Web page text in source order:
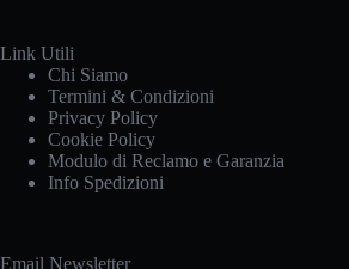
Link Utili
Chi Siamo
Termini & Condizioni
Privacy Policy
Cookie Policy
Modulo di Reclamo e Garanzia
Info Spedizioni
Email Newsletter